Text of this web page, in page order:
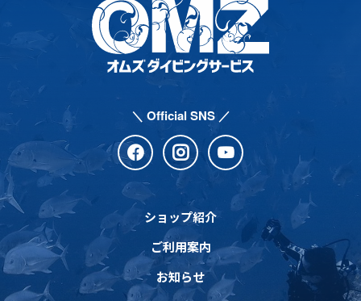
＼ Official SNS ／
ショップ紹介
ご利用案内
お知らせ